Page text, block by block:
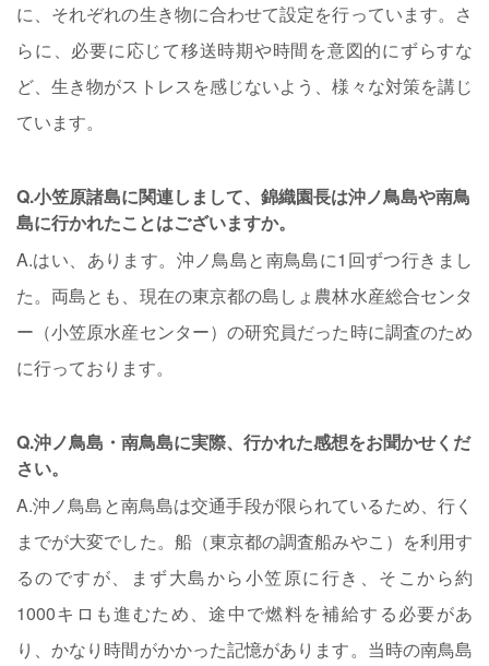
に、それぞれの生き物に合わせて設定を行っています。さ
らに、必要に応じて移送時期や時間を意図的にずらすな
ど、生き物がストレスを感じないよう、様々な対策を講じ
ています。
Q.小笠原諸島に関連しまして、錦織園長は沖ノ鳥島や南鳥
島に行かれたことはございますか。
A.はい、あります。沖ノ鳥島と南鳥島に1回ずつ行きまし
た。両島とも、現在の東京都の島しょ農林水産総合センタ
ー（小笠原水産センター）の研究員だった時に調査のため
に行っております。
Q.沖ノ鳥島・南鳥島に実際、行かれた感想をお聞かせくだ
さい。
A.沖ノ鳥島と南鳥島は交通手段が限られているため、行く
までが大変でした。船（東京都の調査船みやこ）を利用す
るのですが、まず大島から小笠原に行き、そこから約
1000キロも進むため、途中で燃料を補給する必要があ
り、かなり時間がかかった記憶があります。当時の南鳥島